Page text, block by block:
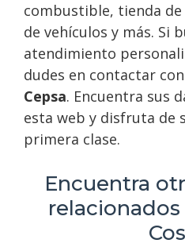
combustible, tienda de
de vehículos y más. Si
atendimiento
dudes en contactar con
Cepsa. Encuentra sus
esta web y disfruta de
primera clase.
Encuentra